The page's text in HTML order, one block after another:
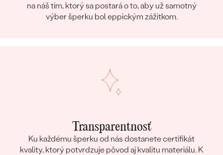
na náš tím, ktorý sa postará o to, aby už samotný
výber šperku bol eppickým zážitkom.
Transparentnosť
Ku každému šperku od nás dostanete certifikát
kvality, ktorý potvrdzuje pôvod aj kvalitu materiálu. K